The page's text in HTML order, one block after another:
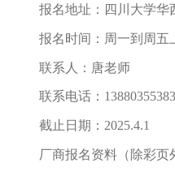
报名地址：四川大学华
报名时间：周一到周五
联系人：唐老师
联系电话： 13880355383
截止日期：2025.4.1
厂商报名资料（除彩页